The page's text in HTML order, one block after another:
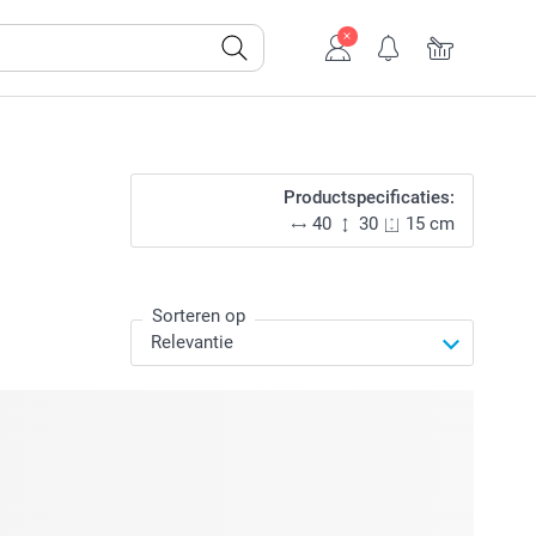
Productspecificaties:
40
30 15 cm
Sorteren op